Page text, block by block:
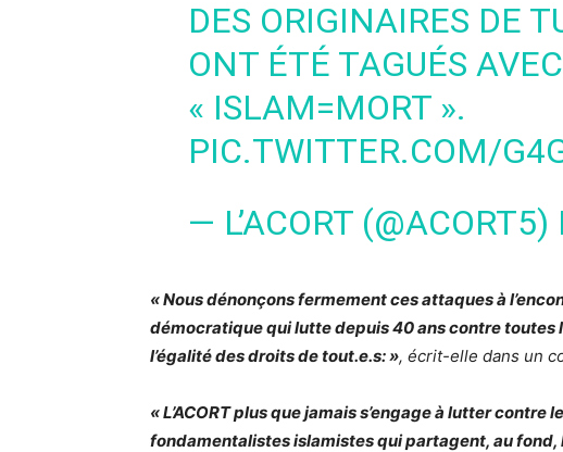
DES ORIGINAIRES DE
ONT ÉTÉ TAGUÉS
« ISLAM=MORT ».
PIC.TWITTER.COM/
— L’ACORT (@ACORT5)
« Nous dénonçons fermement ces attaques à
démocratique qui lutte depuis 40 ans contre
l’égalité des droits de tout.e.s: », écrit-elle dans un
« L’ACORT plus que jamais s’engage à lutter
fondamentalistes islamistes qui partagent, au